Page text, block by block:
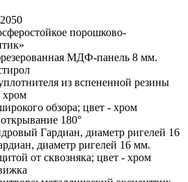
порошково-
МДФ-панель 8 мм.
из вспененной резины
хром
обзора; цвет - хром
180°
Гардиан, диаметр ригелей 16
диаметр ригелей 16 мм.
от сквозняка; цвет - хром